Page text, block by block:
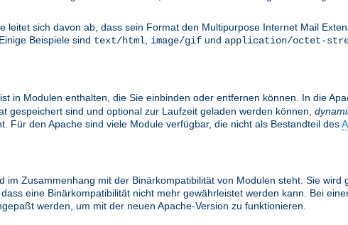
sich davon ab, dass sein Format den Multipurpose Internet Mail
Beispiele sind text/html image/gif und application/octet-
in Modulen enthalten, die Sie einbinden oder entfernen können. In die
gespeichert sind und optional zur Laufzeit geladen werden können,
Für den Apache sind viele Module verfügbar, die nicht als Bestandteil des
Zusammenhang mit der Binärkompatibilität von Modulen steht. Sie wird
eine Binärkompatibilität nicht mehr gewährleistet werden kann. Bei
werden, um mit der neuen Apache-Version zu funktionieren.